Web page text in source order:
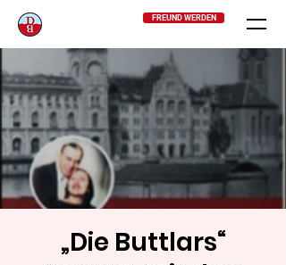
FREUND WERDEN
„Die Buttlars“